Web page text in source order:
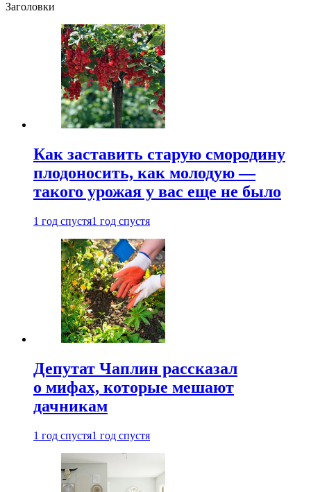
Заголовки
Как заставить старую смородину
плодоносить, как молодую —
такого урожая у вас еще не было
1 год спустя1 год спустя
Депутат Чаплин рассказал
о мифах, которые мешают
дачникам
1 год спустя1 год спустя